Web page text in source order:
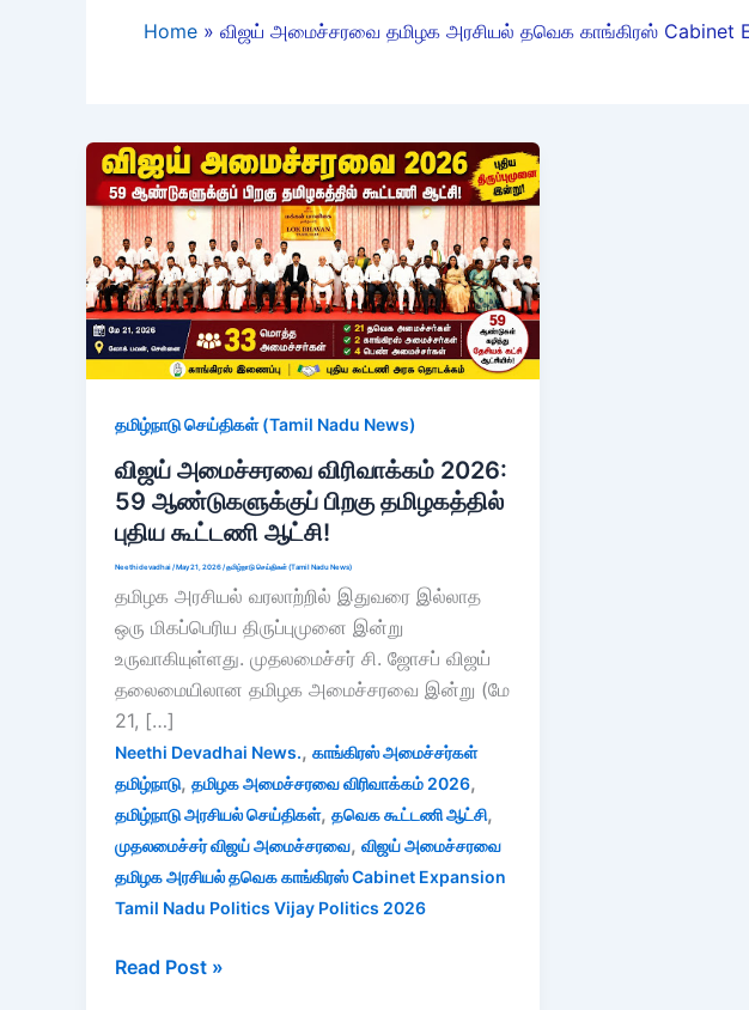
Home விஜய் அமைச்சரவை தமிழக அரசியல் தவெக காங்கிரஸ் Cabinet
தமிழ்நாடு செய்திகள் (Tamil Nadu News)
விஜய் அமைச்சரவை விரிவாக்கம் 2026:
59 ஆண்டுகளுக்குப் பிறகு தமிழகத்தில்
புதிய கூட்டணி ஆட்சி!
Neethidevadhai/May 21, 2026/தமிழ்நாடு செய்திகள் (Tamil Nadu News)
தமிழக அரசியல் வரலாற்றில் இதுவரை இல்லாத
ஒரு மிகப்பெரிய திருப்புமுனை இன்று
உருவாகியுள்ளது. முதலமைச்சர் சி. ஜோசப் விஜய்
தலைமையிலான தமிழக அமைச்சரவை இன்று (மே
21, […]
Neethi Devadhai News., காங்கிரஸ் அமைச்சர்கள்
தமிழ்நாடு, தமிழக அமைச்சரவை விரிவாக்கம் 2026,
தமிழ்நாடு அரசியல் செய்திகள், தவெக கூட்டணி ஆட்சி,
முதலமைச்சர் விஜய் அமைச்சரவை, விஜய் அமைச்சரவை
தமிழக அரசியல் தவெக காங்கிரஸ் Cabinet Expansion
Tamil Nadu Politics Vijay Politics 2026
விஜய்
Read Post »